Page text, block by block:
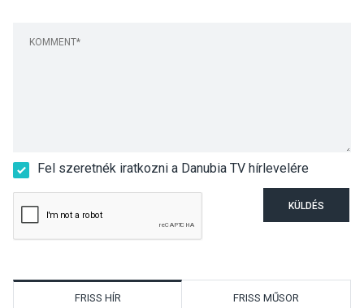
Fel szeretnék iratkozni a Danubia TV hírlevelére
KÜLDÉS
FRISS HÍR FRISS MŰSOR